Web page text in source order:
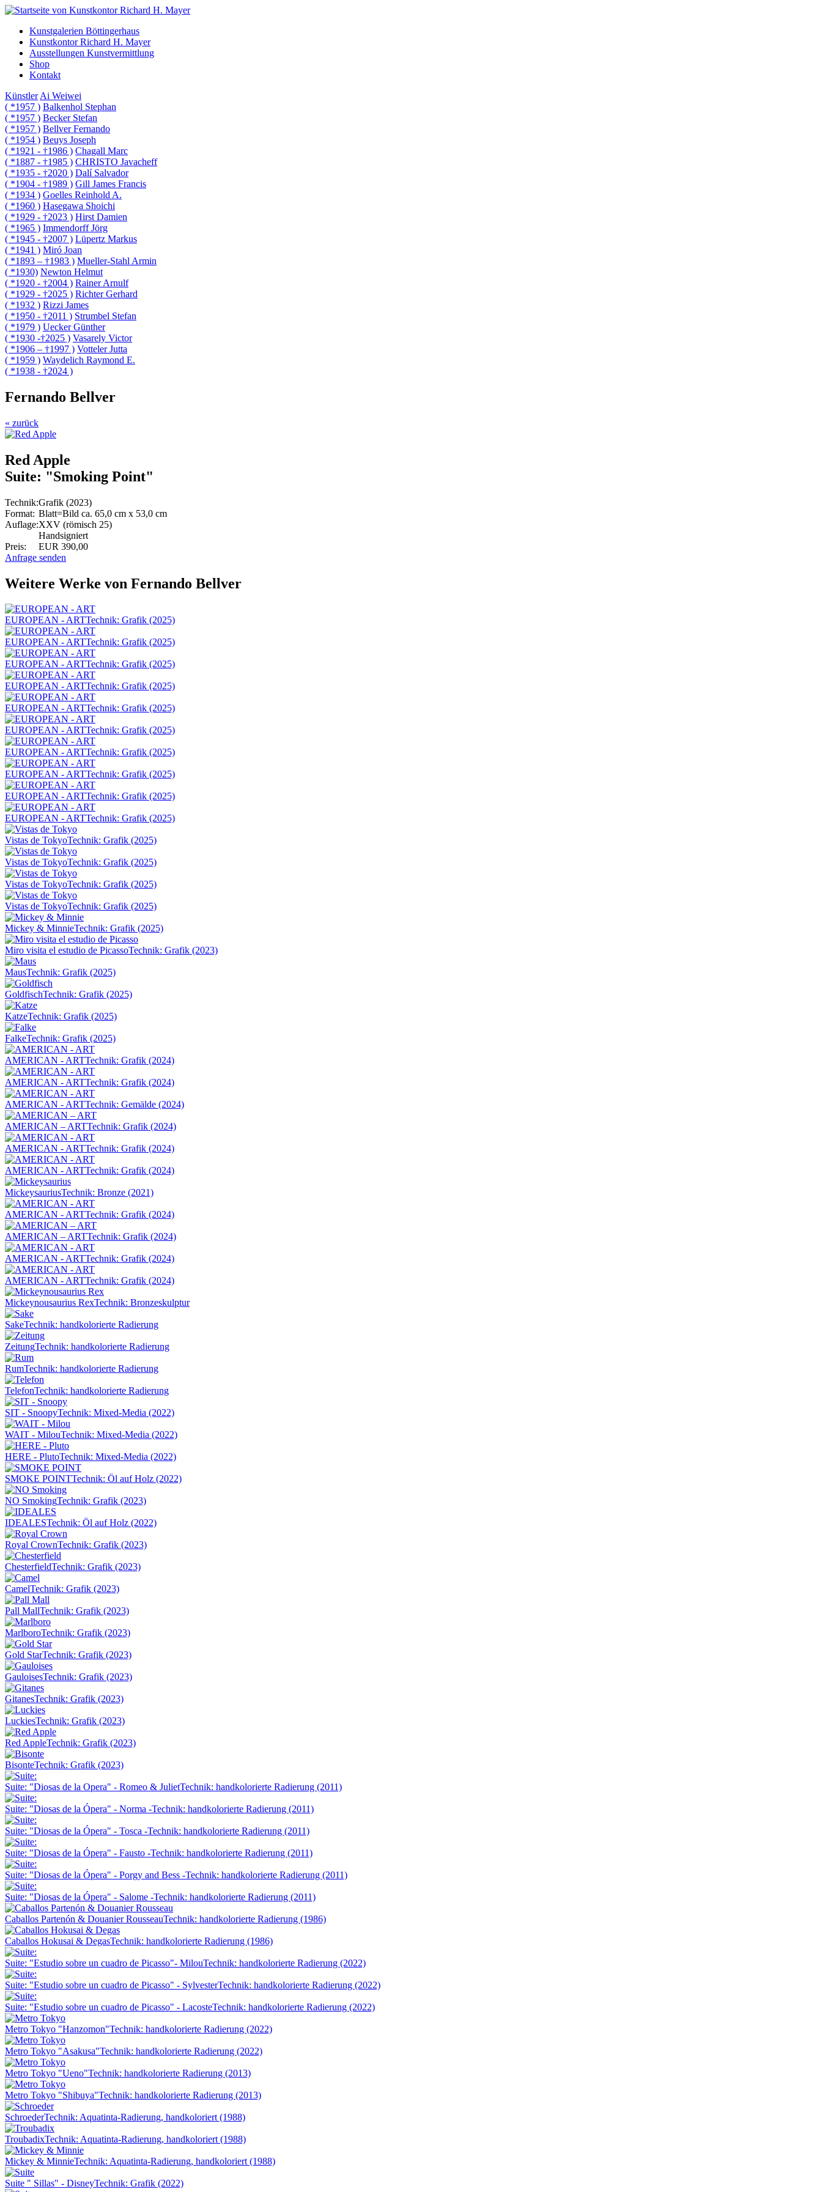
Kunstgalerien Böttingerhaus
Kunstkontor Richard H. Mayer
Ausstellungen Kunstvermittlung
Shop
Kontakt
Künstler Ai Weiwei
( *1957 ) Balkenhol Stephan
( *1957 ) Becker Stefan
( *1957 ) Bellver Fernando
( *1954 ) Beuys Joseph
( *1921 - †1986 ) Chagall Marc
( *1887 - †1985 ) CHRISTO Javacheff
( *1935 - †2020 ) Dalí Salvador
( *1904 - †1989 ) Gill James Francis
( *1934 ) Goelles Reinhold A.
( *1960 ) Hasegawa Shoichi
( *1929 - †2023 ) Hirst Damien
( *1965 ) Immendorff Jörg
( *1945 - †2007 ) Lüpertz Markus
( *1941 ) Miró Joan
( *1893 – †1983 ) Mueller-Stahl Armin
( *1930) Newton Helmut
( *1920 - †2004 ) Rainer Arnulf
( *1929 - †2025 ) Richter Gerhard
( *1932 ) Rizzi James
( *1950 - †2011 ) Strumbel Stefan
( *1979 ) Uecker Günther
( *1930 -†2025 ) Vasarely Victor
( *1906 – †1997 ) Votteler Jutta
( *1959 ) Waydelich Raymond E.
( *1938 - †2024 )
Fernando Bellver
« zurück
Red Apple
Suite: "Smoking Point"
Technik:Grafik (2023)
Format: Blatt=Bild ca. 65,0 cm x 53,0 cm
Auflage:XXV (römisch 25)
Handsigniert
Preis:
EUR 390,00
Anfrage senden
Weitere Werke von Fernando Bellver
EUROPEAN - ARTTechnik: Grafik (2025)
EUROPEAN - ARTTechnik: Grafik (2025)
EUROPEAN - ARTTechnik: Grafik (2025)
EUROPEAN - ARTTechnik: Grafik (2025)
EUROPEAN - ARTTechnik: Grafik (2025)
EUROPEAN - ARTTechnik: Grafik (2025)
EUROPEAN - ARTTechnik: Grafik (2025)
EUROPEAN - ARTTechnik: Grafik (2025)
EUROPEAN - ARTTechnik: Grafik (2025)
EUROPEAN - ARTTechnik: Grafik (2025)
Vistas de TokyoTechnik: Grafik (2025)
Vistas de TokyoTechnik: Grafik (2025)
Vistas de TokyoTechnik: Grafik (2025)
Vistas de TokyoTechnik: Grafik (2025)
Mickey & MinnieTechnik: Grafik (2025)
Miro visita el estudio de PicassoTechnik: Grafik (2023)
MausTechnik: Grafik (2025)
GoldfischTechnik: Grafik (2025)
KatzeTechnik: Grafik (2025)
FalkeTechnik: Grafik (2025)
AMERICAN - ARTTechnik: Grafik (2024)
AMERICAN - ARTTechnik: Grafik (2024)
AMERICAN - ARTTechnik: Gemälde (2024)
AMERICAN – ARTTechnik: Grafik (2024)
AMERICAN - ARTTechnik: Grafik (2024)
AMERICAN - ARTTechnik: Grafik (2024)
MickeysauriusTechnik: Bronze (2021)
AMERICAN - ARTTechnik: Grafik (2024)
AMERICAN – ARTTechnik: Grafik (2024)
AMERICAN - ARTTechnik: Grafik (2024)
AMERICAN - ARTTechnik: Grafik (2024)
Mickeynousaurius RexTechnik: Bronzeskulptur
SakeTechnik: handkolorierte Radierung
ZeitungTechnik: handkolorierte Radierung
RumTechnik: handkolorierte Radierung
TelefonTechnik: handkolorierte Radierung
SIT - SnoopyTechnik: Mixed-Media (2022)
WAIT - MilouTechnik: Mixed-Media (2022)
HERE - PlutoTechnik: Mixed-Media (2022)
SMOKE POINTTechnik: Öl auf Holz (2022)
NO SmokingTechnik: Grafik (2023)
IDEALESTechnik: Öl auf Holz (2022)
Royal CrownTechnik: Grafik (2023)
ChesterfieldTechnik: Grafik (2023)
CamelTechnik: Grafik (2023)
Pall MallTechnik: Grafik (2023)
MarlboroTechnik: Grafik (2023)
Gold StarTechnik: Grafik (2023)
GauloisesTechnik: Grafik (2023)
GitanesTechnik: Grafik (2023)
LuckiesTechnik: Grafik (2023)
Red AppleTechnik: Grafik (2023)
BisonteTechnik: Grafik (2023)
Suite: "Diosas de la Opera" - Romeo & JulietTechnik: handkolorierte Radierung (2011)
Suite: "Diosas de la Ópera" - Norma -Technik: handkolorierte Radierung (2011)
Suite: "Diosas de la Ópera" - Tosca -Technik: handkolorierte Radierung (2011)
Suite: "Diosas de la Ópera" - Fausto -Technik: handkolorierte Radierung (2011)
Suite: "Diosas de la Ópera" - Porgy and Bess -Technik: handkolorierte Radierung (2011)
Suite: "Diosas de la Ópera" - Salome -Technik: handkolorierte Radierung (2011)
Caballos Partenón & Douanier RousseauTechnik: handkolorierte Radierung (1986)
Caballos Hokusai & DegasTechnik: handkolorierte Radierung (1986)
Suite: "Estudio sobre un cuadro de Picasso"- MilouTechnik: handkolorierte Radierung (2022)
Suite: "Estudio sobre un cuadro de Picasso" - SylvesterTechnik: handkolorierte Radierung (2022)
Suite: "Estudio sobre un cuadro de Picasso" - LacosteTechnik: handkolorierte Radierung (2022)
Metro Tokyo "Hanzomon"Technik: handkolorierte Radierung (2022)
Metro Tokyo "Asakusa"Technik: handkolorierte Radierung (2022)
Metro Tokyo "Ueno"Technik: handkolorierte Radierung (2013)
Metro Tokyo "Shibuya"Technik: handkolorierte Radierung (2013)
SchroederTechnik: Aquatinta-Radierung, handkoloriert (1988)
TroubadixTechnik: Aquatinta-Radierung, handkoloriert (1988)
Mickey & MinnieTechnik: Aquatinta-Radierung, handkoloriert (1988)
Suite " Sillas" - DisneyTechnik: Grafik (2022)